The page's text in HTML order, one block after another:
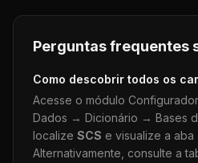
Perguntas frequentes
Como descobrir todos os
Acesse o módulo
Dados → Dicionário → Bases
localize SCS e visualize a aba
Alternativamente, consulte a